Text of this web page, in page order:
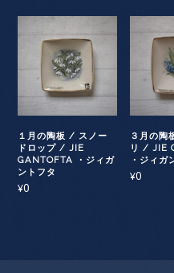
１月の陶板 / スノー
ドロップ / JIE
GANTOFTA ・ジィガ
ントフタ
¥0
３月の陶
リ / JIE
・ジィガ
¥0